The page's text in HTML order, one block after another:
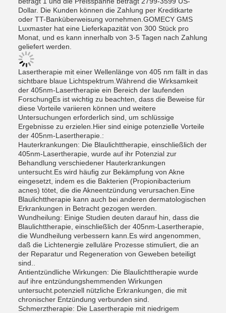
Dollar. Die Kunden können die Zahlung per Kreditkarte
oder TT-Banküberweisung vornehmen.GOMECY GMS
Luxmaster hat eine Lieferkapazität von 300 Stück pro
Monat, und es kann innerhalb von 3-5 Tagen nach Zahlung
geliefert werden.
Lasertherapie mit einer Wellenlänge von 405 nm fällt in das
sichtbare blaue Lichtspektrum.Während die Wirksamkeit
der 405nm-Lasertherapie ein Bereich der laufenden
ForschungEs ist wichtig zu beachten, dass die Beweise für
diese Vorteile variieren können und weitere
Untersuchungen erforderlich sind, um schlüssige
Ergebnisse zu erzielen.Hier sind einige potenzielle Vorteile
der 405nm-Lasertherapie.:
Hauterkrankungen: Die Blaulichttherapie, einschließlich der
405nm-Lasertherapie, wurde auf ihr Potenzial zur
Behandlung verschiedener Hauterkrankungen
untersucht.Es wird häufig zur Bekämpfung von Akne
eingesetzt, indem es die Bakterien (Propionibacterium
acnes) tötet, die die Akneentzündung verursachen.Eine
Blaulichttherapie kann auch bei anderen dermatologischen
Erkrankungen in Betracht gezogen werden.
Wundheilung: Einige Studien deuten darauf hin, dass die
Blaulichttherapie, einschließlich der 405nm-Lasertherapie,
die Wundheilung verbessern kann.Es wird angenommen,
daß die Lichtenergie zelluläre Prozesse stimuliert, die an
der Reparatur und Regeneration von Geweben beteiligt
sind..
Antientzündliche Wirkungen: Die Blaulichttherapie wurde
auf ihre entzündungshemmenden Wirkungen
untersucht.potenziell nützliche Erkrankungen, die mit
chronischer Entzündung verbunden sind.
Schmerztherapie: Die Lasertherapie mit niedrigem